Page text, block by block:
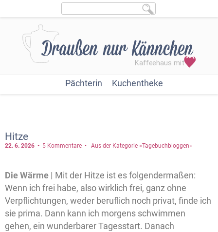
Pächterin Kuchentheke
Hitze
22. 6. 2026 5 Kommentare Aus der Kategorie »Tagebuchbloggen«
Die Wärme | Mit der Hitze ist es folgendermaßen:
Wenn ich frei habe, also wirklich frei, ganz ohne
Verpflichtungen, weder beruflich noch privat, finde ich
sie prima. Dann kann ich morgens schwimmen
gehen, ein wunderbarer Tagesstart. Danach